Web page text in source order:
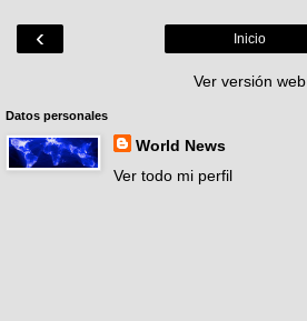
‹ Inicio
Ver versión web
Datos personales
World News
Ver todo mi perfil